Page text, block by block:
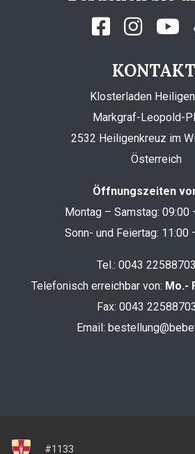
Klosterladen
Markgraf-Leopold-
2532 Heiligenkreuz im
Österreich
Öffnungszeiten
Montag – Samstag: 09:00
Sonn- und Feiertag: 11:00
Tel.: 0043
Telefonisch erreichbar von: Mo.-
Fax: 0043
Email:
#1133